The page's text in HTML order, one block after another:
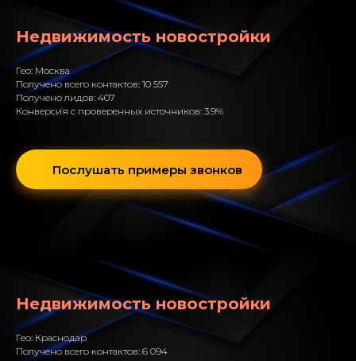
Недвижимость новостройки
Гео: Москва
Получено всего контактов: 10 557
Получено лидов: 407
Конверсия с проверенных источников: 3.9%
Послушать примеры звонков
Недвижимость новостройки
Гео: Краснодар
Получено всего контактов: 6 094